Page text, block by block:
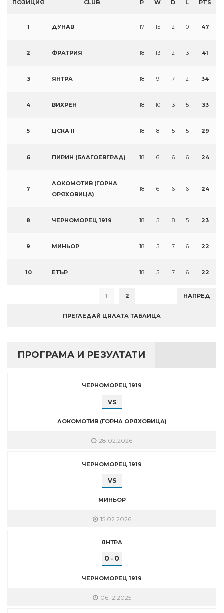
ПОЗИЦИЯ CLUB P W D L PTS
1 ДУНАВ 17 15 2 0 47
2 ФРАТРИЯ 18 13 2 3 41
3 ЯНТРА 18 9 7 2 34
4 ВИХРЕН 18 10 3 5 33
5 ЦСКА II 18 8 5 5 29
6 ПИРИН (БЛАГОЕВГРАД) 18 6 6 6 24
7
ЛОКОМОТИВ (ГОРНА
ОРЯХОВИЦА)
18 6 6 6 24
8 ЧЕРНОМОРЕЦ 1919 18 5 8 5 23
9 МИНЬОР 18 5 7 6 22
10 ЕТЪР 18 5 7 6 22
1 2 НАПРЕД
ПРЕГЛЕДАЙ ЦЯЛАТА ТАБЛИЦА
ПРОГРАМА И РЕЗУЛТАТИ
ЧЕРНОМОРЕЦ 1919
VS
ЛОКОМОТИВ (ГОРНА ОРЯХОВИЦА)
28.02.2026
ЧЕРНОМОРЕЦ 1919
VS
МИНЬОР
15.02.2026
ЯНТРА
0 - 0
ЧЕРНОМОРЕЦ 1919
06.12.2025